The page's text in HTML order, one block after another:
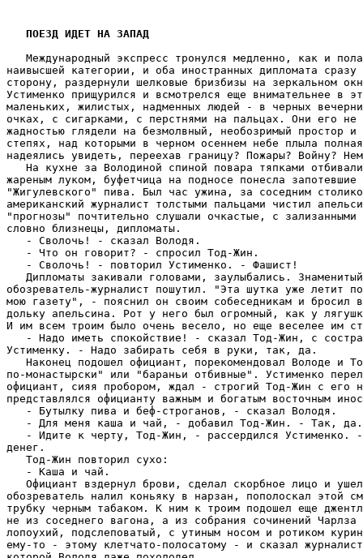
ПОЕЗД ИДЕТ НА ЗАПАД